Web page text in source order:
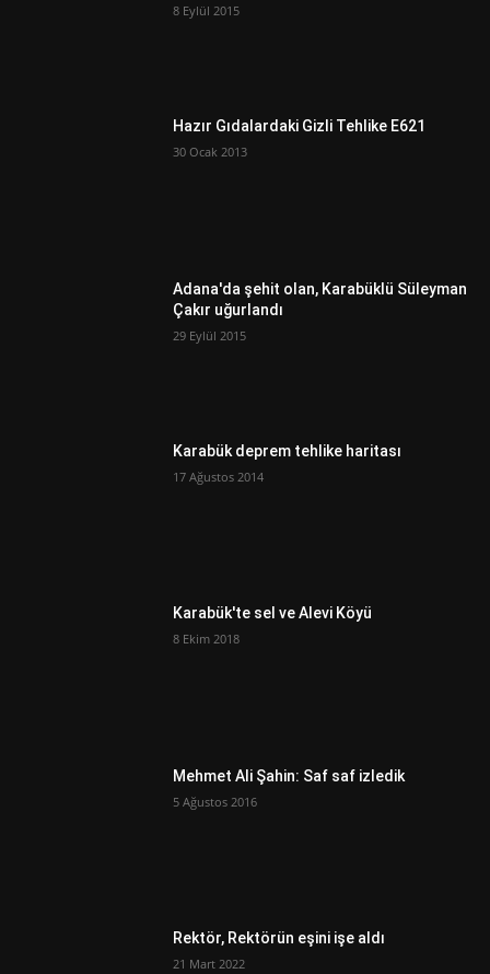
8 Eylül 2015
Hazır Gıdalardaki Gizli Tehlike E621
30 Ocak 2013
Adana'da şehit olan, Karabüklü Süleyman
Çakır uğurlandı
29 Eylül 2015
Karabük deprem tehlike haritası
17 Ağustos 2014
Karabük'te sel ve Alevi Köyü
8 Ekim 2018
Mehmet Ali Şahin: Saf saf izledik
5 Ağustos 2016
Rektör, Rektörün eşini işe aldı
21 Mart 2022